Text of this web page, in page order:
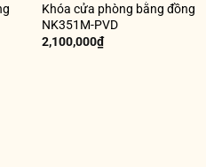
Khóa cửa phòng bằng đồng
NK351M-PVD
2,100,000₫